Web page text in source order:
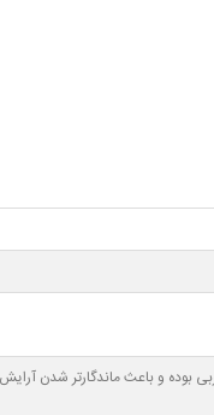
فاقد چربی بوده و باعث ماندگارتر